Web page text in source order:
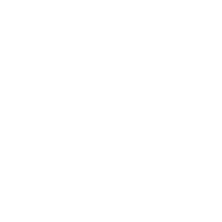
TRỊ